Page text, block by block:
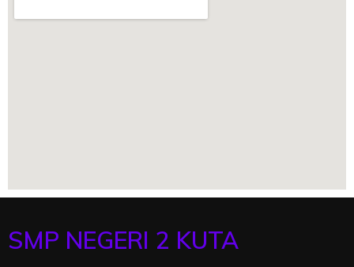
SMP NEGERI 2 KUTA